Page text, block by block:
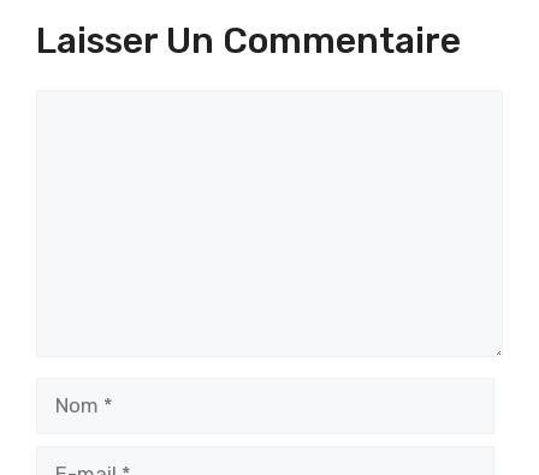
Laisser Un Commentaire